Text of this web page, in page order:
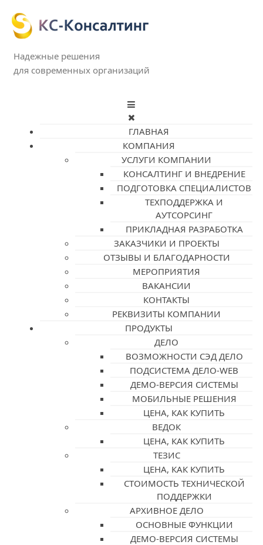
Надежные решения
для современных организаций
ГЛАВНАЯ
КОМПАНИЯ
УСЛУГИ КОМПАНИИ
КОНСАЛТИНГ И ВНЕДРЕНИЕ
ПОДГОТОВКА СПЕЦИАЛИСТОВ
ТЕХПОДДЕРЖКА И
АУТСОРСИНГ
ПРИКЛАДНАЯ РАЗРАБОТКА
ЗАКАЗЧИКИ И ПРОЕКТЫ
ОТЗЫВЫ И БЛАГОДАРНОСТИ
МЕРОПРИЯТИЯ
ВАКАНСИИ
КОНТАКТЫ
РЕКВИЗИТЫ КОМПАНИИ
ПРОДУКТЫ
ДЕЛО
ВОЗМОЖНОСТИ СЭД ДЕЛО
ПОДСИСТЕМА ДЕЛО-WEB
ДЕМО-ВЕРСИЯ СИСТЕМЫ
МОБИЛЬНЫЕ РЕШЕНИЯ
ЦЕНА, КАК КУПИТЬ
ВЕДОК
ЦЕНА, КАК КУПИТЬ
ТЕЗИС
ЦЕНА, КАК КУПИТЬ
СТОИМОСТЬ ТЕХНИЧЕСКОЙ
ПОДДЕРЖКИ
АРХИВНОЕ ДЕЛО
ОСНОВНЫЕ ФУНКЦИИ
ДЕМО-ВЕРСИЯ СИСТЕМЫ